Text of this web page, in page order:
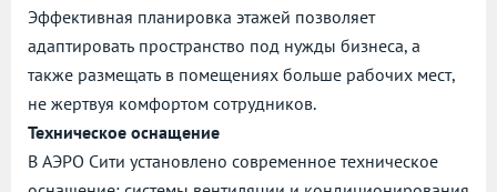
Эффективная планировка этажей позволяет
адаптировать пространство под нужды бизнеса, а
также размещать в помещениях больше рабочих мест,
не жертвуя комфортом сотрудников.
Техническое оснащение
В АЭРО Сити установлено современное техническое